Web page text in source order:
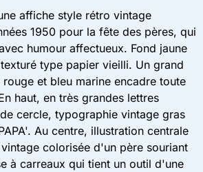
affiche style rétro vintage
1950 pour la fête des pères, qui
humour affectueux. Fond jaune
type papier vieilli. Un grand
et bleu marine encadre toute
haut, en très grandes lettres
cercle, typographie vintage gras
Au centre, illustration centrale
colorisée d'un père souriant
à carreaux qui tient un outil d'une